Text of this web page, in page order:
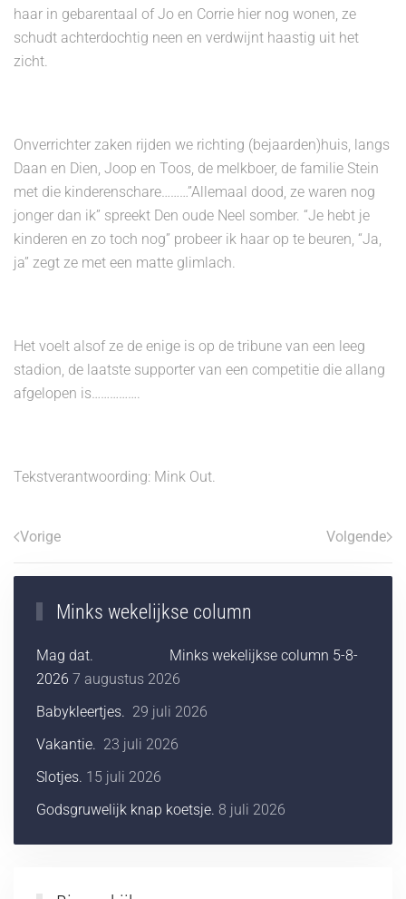
haar in gebarentaal of Jo en Corrie hier nog wonen, ze
schudt achterdochtig neen en verdwijnt haastig uit het
zicht.
Onverrichter zaken rijden we richting (bejaarden)huis, langs
Daan en Dien, Joop en Toos, de melkboer, de familie Stein
met die kinderenschare………”Allemaal dood, ze waren nog
jonger dan ik” spreekt Den oude Neel somber. “Je hebt je
kinderen en zo toch nog” probeer ik haar op te beuren, “Ja,
ja” zegt ze met een matte glimlach.
Het voelt alsof ze de enige is op de tribune van een leeg
stadion, de laatste supporter van een competitie die allang
afgelopen is…………….
Tekstverantwoording: Mink Out.
Vorige Volgende
Minks wekelijkse column
Mag dat. Minks wekelijkse column 5-8-
2026 7 augustus 2026
Babykleertjes. 29 juli 2026
Vakantie. 23 juli 2026
Slotjes. 15 juli 2026
Godsgruwelijk knap koetsje. 8 juli 2026